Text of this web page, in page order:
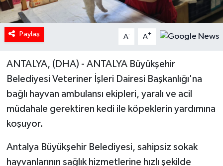
Paylaş A- A+
ANTALYA, (DHA) - ANTALYA Büyükşehir
Belediyesi Veteriner İşleri Dairesi Başkanlığı'na
bağlı hayvan ambulansı ekipleri, yaralı ve acil
müdahale gerektiren kedi ile köpeklerin yardımına
koşuyor.
Antalya Büyükşehir Belediyesi, sahipsiz sokak
hayvanlarının sağlık hizmetlerine hızlı şekilde